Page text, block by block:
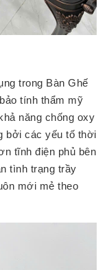
trong Bàn Ghế
tính thẩm mỹ
năng chống oxy
bởi các yếu tố thời
tĩnh điện phủ bên
tình trạng trầy
mới mẻ theo